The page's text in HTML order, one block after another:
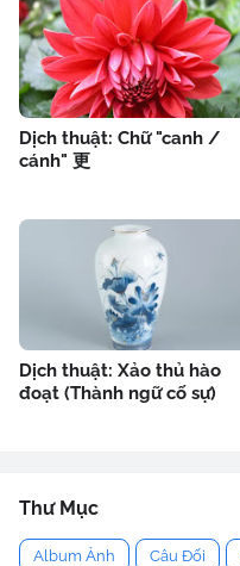
Dịch thuật: Chữ "canh /
cánh" 更
Dịch thuật: Xảo thủ hào
đoạt (Thành ngữ cố sự)
Thư Mục
Album Ảnh Câu Đối